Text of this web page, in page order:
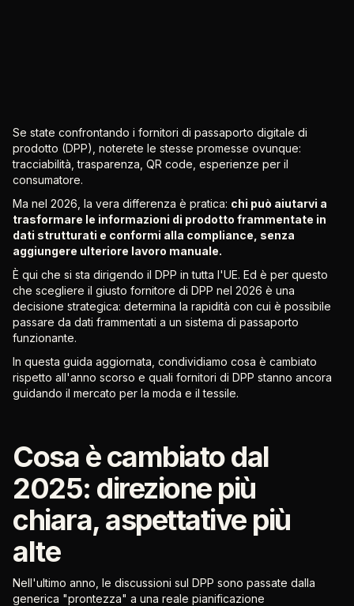
Se state confrontando i fornitori di passaporto digitale di
prodotto (DPP), noterete le stesse promesse ovunque:
tracciabilità, trasparenza, QR code, esperienze per il
consumatore.
Ma nel 2026, la vera differenza è pratica: chi può aiutarvi a
trasformare le informazioni di prodotto frammentate in
dati strutturati e conformi alla compliance, senza
aggiungere ulteriore lavoro manuale.
È qui che si sta dirigendo il DPP in tutta l'UE. Ed è per questo
che scegliere il giusto fornitore di DPP nel 2026 è una
decisione strategica: determina la rapidità con cui è possibile
passare da dati frammentati a un sistema di passaporto
funzionante.
In questa guida aggiornata, condividiamo cosa è cambiato
rispetto all'anno scorso e quali fornitori di DPP stanno ancora
guidando il mercato per la moda e il tessile.
Cosa è cambiato dal
2025: direzione più
chiara, aspettative più
alte
Nell'ultimo anno, le discussioni sul DPP sono passate dalla
generica "prontezza" a una reale pianificazione